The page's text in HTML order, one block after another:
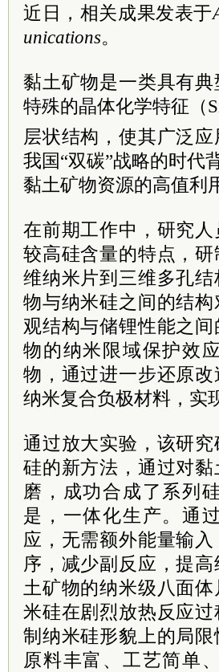
近日，相关成果发表于
unications。
黏土矿物是一类具有
特殊的晶体化学特征（
层状结构，使其广泛
我国“双碳”战略的时代
黏土矿物资源的高值利
在前期工作中，研究
较高硅含量的特点，
维纳米片到三维多孔
物与纳米硅之间的结
观结构与储锂性能之
物的纳米限域保护效
物，通过进一步还原
纳米复合负极材料，实
通过放大实验，该研
硅的新方法，通过对
磨，成功合成了系列
是，一体化生产。通
应，无需额外能量输
序，减少副反应，提
土矿物的纳米级八面
米硅在剧烈放热反应
制纳米硅形貌上的局
原料丰富、工艺简单